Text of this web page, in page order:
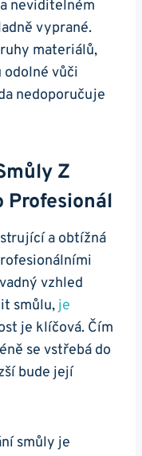
neviditelném
vyprané.
materiálů,
odolné vůči
nedoporučuje
Z
Profesionál
a obtížná
vzhled
smůlu, je
je klíčová. Čím
se vstřebá do
bude její
smůly je